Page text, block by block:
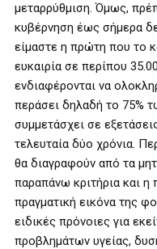
μεταρρύθμιση. Όμως,
κυβέρνηση έως σήμερα
είμαστε η πρώτη που το
ευκαιρία σε περίπου
ενδιαφέρονται να
περάσει δηλαδή το 75%
συμμετάσχει σε
τελευταία δύο χρόνια.
θα διαγραφούν από τα
παραπάνω κριτήρια και η
πραγματική εικόνα της
ειδικές πρόνοιες για
προβλημάτων υγείας,